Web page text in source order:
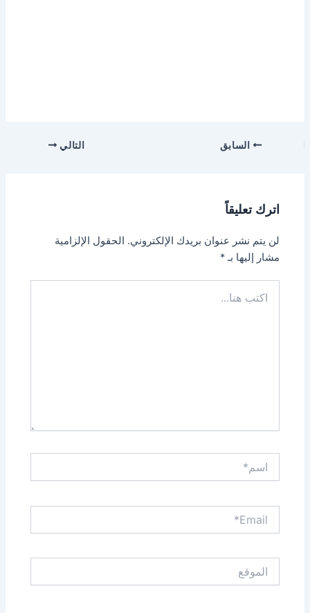
السابق التالي
اترك تعليقاً
لن يتم نشر عنوان بريدك الإلكتروني. الحقول الإلزامية
مشار إليها بـ*
هنا...